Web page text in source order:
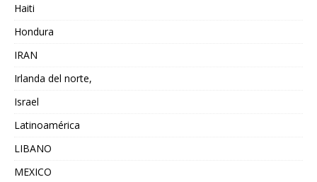
Haiti
Hondura
IRAN
Irlanda del norte,
Israel
Latinoamérica
LIBANO
MEXICO